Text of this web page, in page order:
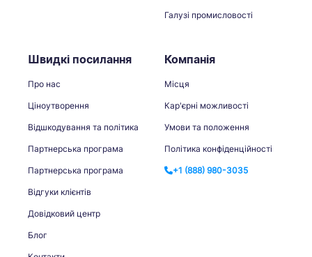
Галузі промисловості
Швидкі посилання
Про нас
Ціноутворення
Відшкодування та політика
Партнерська програма
Партнерська програма
Відгуки клієнтів
Довідковий центр
Блог
Компанія
Місця
Кар'єрні можливості
Умови та положення
Політика конфіденційності
+1 (888) 980-3035